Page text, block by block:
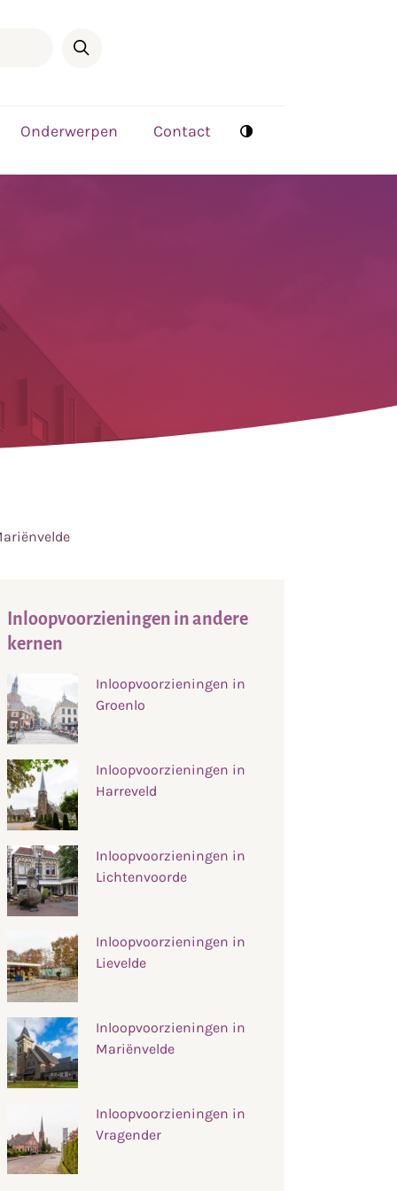
Onderwerpen Contact
Inloopvoorzieningen in andere
kernen
Inloopvoorzieningen in
Groenlo
Inloopvoorzieningen in
Harreveld
Inloopvoorzieningen in
Lichtenvoorde
Inloopvoorzieningen in
Lievelde
Inloopvoorzieningen in
Mariënvelde
Inloopvoorzieningen in
Vragender